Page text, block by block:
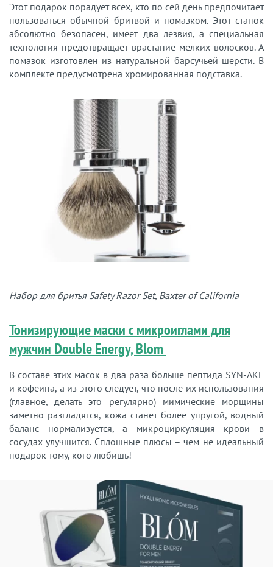
Этот подарок порадует всех, кто по сей день предпочитает
пользоваться обычной бритвой и помазком. Этот станок
абсолютно безопасен, имеет два лезвия, а специальная
технология предотвращает врастание мелких волосков. А
помазок изготовлен из натуральной барсучьей шерсти. В
комплекте предусмотрена хромированная подставка.
Набор для бритья Safety Razor Set, Baxter of California
Тонизирующие маски с микроиглами для
мужчин Double Energy, Blom
В составе этих масок в два раза больше пептида SYN-AKE
и кофеина, а из этого следует, что после их использования
(главное, делать это регулярно) мимические морщины
заметно разгладятся, кожа станет более упругой, водный
баланс нормализуется, а микроциркуляция крови в
сосудах улучшится. Сплошные плюсы – чем не идеальный
подарок тому, кого любишь!